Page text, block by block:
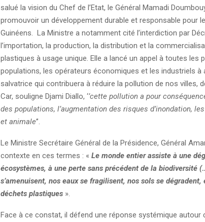
salué la vision du Chef de l’Etat, le Général Mamadi
promouvoir un développement durable et responsable pour
Guinéens. La Ministre a notamment cité l’interdiction par
l’importation, la production, la distribution et la
plastiques à usage unique. Elle a lancé un appel à toutes les
populations, les opérateurs économiques et les industriels
salvatrice qui contribuera à réduire la pollution de nos villes,
Car, souligne Djami Diallo, ‘’cette pollution a pour
des populations, l’augmentation des risques d’inondation,
et animale’’.
Le Ministre Secrétaire Général de la Présidence, Général
contexte en ces termes : « Le monde entier assiste à une
écosystèmes, à une perte sans précédent de la biodiversité
s’amenuisent, nos eaux se fragilisent, nos sols se
déchets plastiques ».
Face à ce constat, il défend une réponse systémique autour